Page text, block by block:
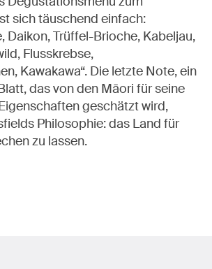
sich täuschend einfach:
Daikon, Trüffel-Brioche, Kabeljau,
Flusskrebse,
Kawakawa“. Die letzte Note, ein
das von den Māori für seine
geschätzt wird,
Philosophie: das Land für
zu lassen.